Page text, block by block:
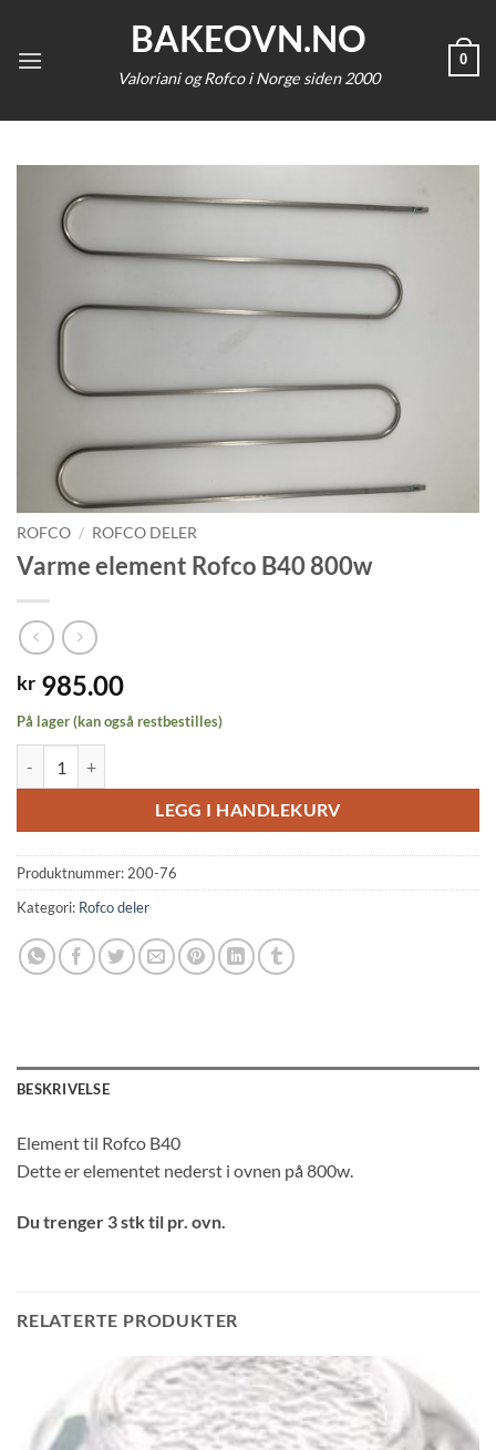
content
BAKEOVN.NO
Valoriani og Rofco i Norge siden 2000
0
ROFCO / ROFCO DELER
Varme element Rofco B40 800w
kr 985.00
På lager (kan også restbestilles)
LEGG I HANDLEKURV
Produktnummer: 200-76
Kategori: Rofco deler
BESKRIVELSE
Element til Rofco B40
Dette er elementet nederst i ovnen på 800w.
Du trenger 3 stk til pr. ovn.
RELATERTE PRODUKTER